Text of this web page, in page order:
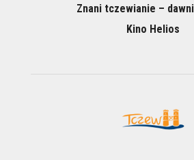
Znani tczewianie –
Kino Helios